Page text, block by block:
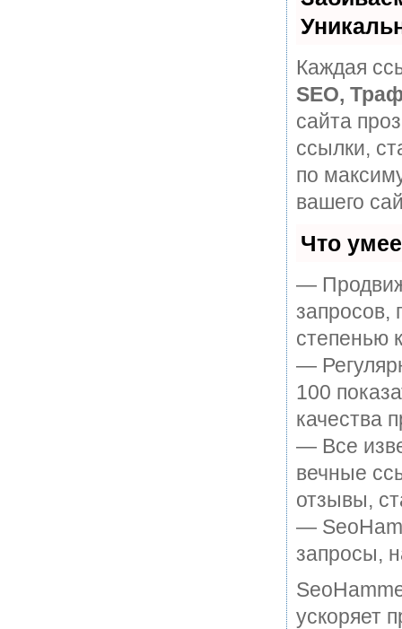
Каждая
SEO,
сайта
ссылки,
по
вашего
Что
—
запросов,
степенью
—
100
качества
— Все
вечные
отзывы,
—
запросы,
ускоряет